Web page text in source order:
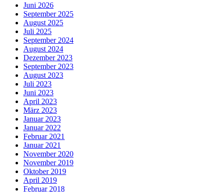
Juni 2026
September 2025
August 2025
Juli 2025
September 2024
August 2024
Dezember 2023
September 2023
August 2023
Juli 2023
Juni 2023
April 2023
März 2023
Januar 2023
Januar 2022
Februar 2021
Januar 2021
November 2020
November 2019
Oktober 2019
April 2019
Februar 2018